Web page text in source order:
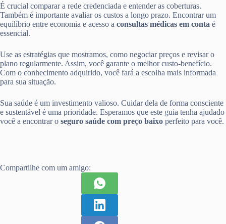
É crucial comparar a rede credenciada e entender as coberturas.
Também é importante avaliar os custos a longo prazo. Encontrar um
equilíbrio entre economia e acesso a consultas médicas em conta é
essencial.
Use as estratégias que mostramos, como negociar preços e revisar o
plano regularmente. Assim, você garante o melhor custo-benefício.
Com o conhecimento adquirido, você fará a escolha mais informada
para sua situação.
Sua saúde é um investimento valioso. Cuidar dela de forma consciente
e sustentável é uma prioridade. Esperamos que este guia tenha ajudado
você a encontrar o seguro saúde com preço baixo perfeito para você.
Compartilhe com um amigo: